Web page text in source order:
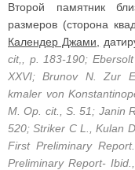
Второй памятник
размеров (сторона
Календер Джами,
cit,, p. 183-190;
XXVI; Brunov N. Zur
kmaler von
M. Op. cit., S. 51; Janin
520; Striker С L., Kulan
First Preliminary
Preliminary Report-